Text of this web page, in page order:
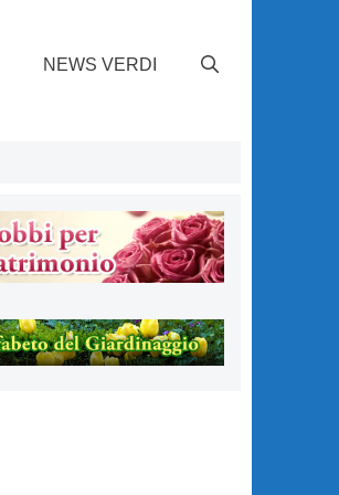
NEWS VERDI